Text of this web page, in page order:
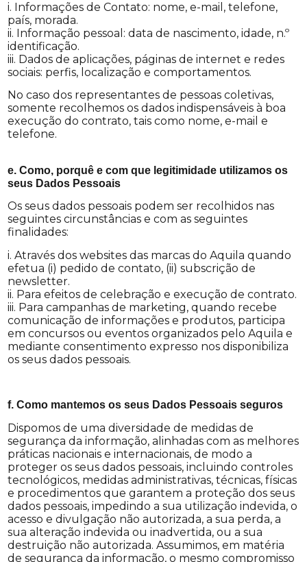
i. Informações de Contato: nome, e-mail, telefone,
país, morada.
ii. Informação pessoal: data de nascimento, idade, n.º
identificação.
iii. Dados de aplicações, páginas de internet e redes
sociais: perfis, localização e comportamentos.
No caso dos representantes de pessoas coletivas,
somente recolhemos os dados indispensáveis à boa
execução do contrato, tais como nome, e-mail e
telefone.
e. Como, porquê e com que legitimidade utilizamos os
seus Dados Pessoais
Os seus dados pessoais podem ser recolhidos nas
seguintes circunstâncias e com as seguintes
finalidades:
i. Através dos websites das marcas do Aquila quando
efetua (i) pedido de contato, (ii) subscrição de
newsletter.
ii. Para efeitos de celebração e execução de contrato.
iii. Para campanhas de marketing, quando recebe
comunicação de informações e produtos, participa
em concursos ou eventos organizados pelo Aquila e
mediante consentimento expresso nos disponibiliza
os seus dados pessoais.
f. Como mantemos os seus Dados Pessoais seguros
Dispomos de uma diversidade de medidas de
segurança da informação, alinhadas com as melhores
práticas nacionais e internacionais, de modo a
proteger os seus dados pessoais, incluindo controles
tecnológicos, medidas administrativas, técnicas, físicas
e procedimentos que garantem a proteção dos seus
dados pessoais, impedindo a sua utilização indevida, o
acesso e divulgação não autorizada, a sua perda, a
sua alteração indevida ou inadvertida, ou a sua
destruição não autorizada. Assumimos, em matéria
de segurança da informação, o mesmo compromisso